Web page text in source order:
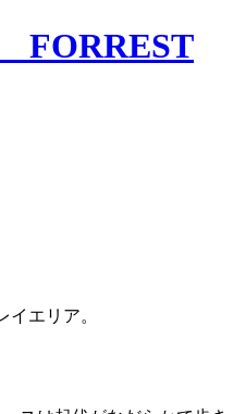
イエリア。